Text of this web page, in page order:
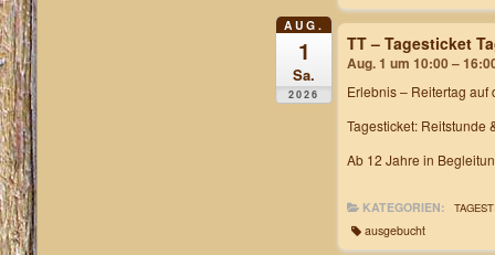
AUG.
1
Sa.
2026
TT – Tagesticket
Aug. 1 um 10:00 –
Erlebnis – Reitertag auf
Tagesticket: Reitstunde
Ab 12 Jahre in
KATEGORIEN:
ausgebucht